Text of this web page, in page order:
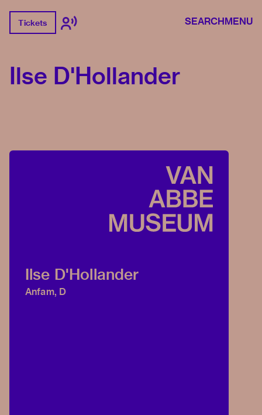
Tickets SEARCHMENU
Ilse D'Hollander
Ilse D'Hollander
Anfam, D